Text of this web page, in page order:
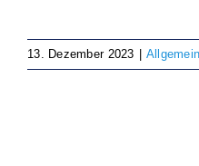
13. Dezember 2023 Allgemein